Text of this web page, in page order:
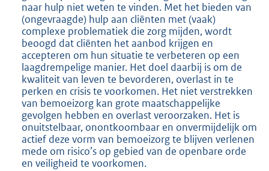
naar hulp niet weten te vinden. Met het bieden van
(ongevraagde) hulp aan cliënten met (vaak)
complexe problematiek die zorg mijden, wordt
beoogd dat cliënten het aanbod krijgen en
accepteren om hun situatie te verbeteren op een
laagdrempelige manier. Het doel daarbij is om de
kwaliteit van leven te bevorderen, overlast in te
perken en crisis te voorkomen. Het niet verstrekken
van bemoeizorg kan grote maatschappelijke
gevolgen hebben en overlast veroorzaken. Het is
onuitstelbaar, onontkoombaar en onvermijdelijk om
actief deze vorm van bemoeizorg te blijven verlenen
mede om risico’s op gebied van de openbare orde
en veiligheid te voorkomen.